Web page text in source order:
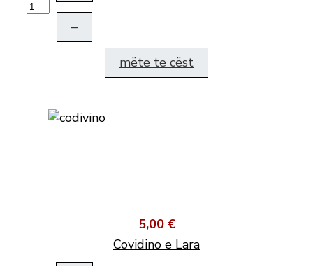
–
mëte te cëst
5,00 €
Covidino e Lara